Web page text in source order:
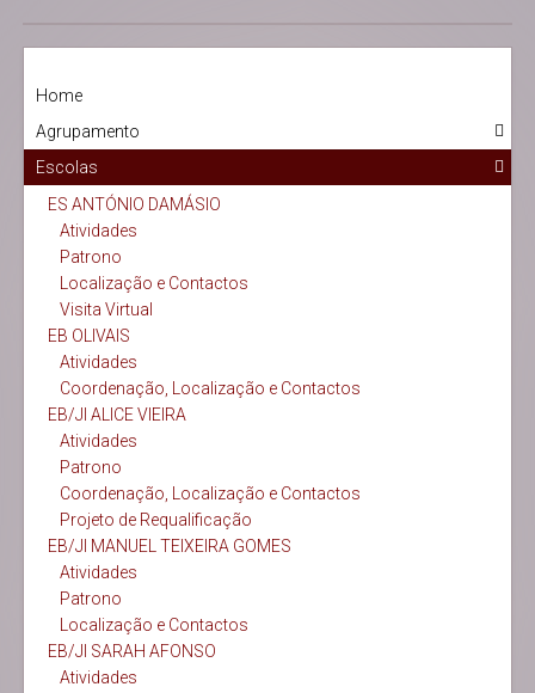
Home
Agrupamento
Escolas
ES ANTÓNIO DAMÁSIO
Atividades
Patrono
Localização e Contactos
Visita Virtual
EB OLIVAIS
Atividades
Coordenação, Localização e Contactos
EB/JI ALICE VIEIRA
Atividades
Patrono
Coordenação, Localização e Contactos
Projeto de Requalificação
EB/JI MANUEL TEIXEIRA GOMES
Atividades
Patrono
Localização e Contactos
EB/JI SARAH AFONSO
Atividades